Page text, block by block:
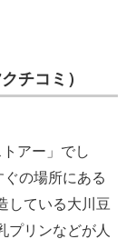
チコミ）
アー」でし
の場所にある
している大川豆
プリンなどが人